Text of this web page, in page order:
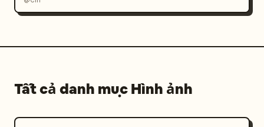
Tất cả danh mục Hình ảnh